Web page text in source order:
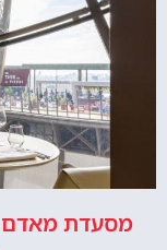
מסעדת מאדם